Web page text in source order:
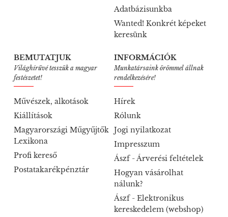
Adatbázisunkba
Wanted! Konkrét képeket
keresünk
BEMUTATJUK
Világhírűvé tesszük a magyar
festészetet!
Művészek, alkotások
Kiállítások
Magyarországi Műgyűjtők
Lexikona
Profi kereső
Postatakarékpénztár
INFORMÁCIÓK
Munkatársaink örömmel állnak
rendelkezésére!
Hírek
Rólunk
Jogi nyilatkozat
Impresszum
Ászf - Árverési feltételek
Hogyan vásárolhat
nálunk?
Ászf - Elektronikus
kereskedelem (webshop)